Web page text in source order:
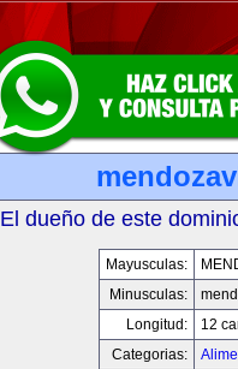
El dueño de este
Mayusculas:
Minusculas:
Longitud:
12
Categorias: